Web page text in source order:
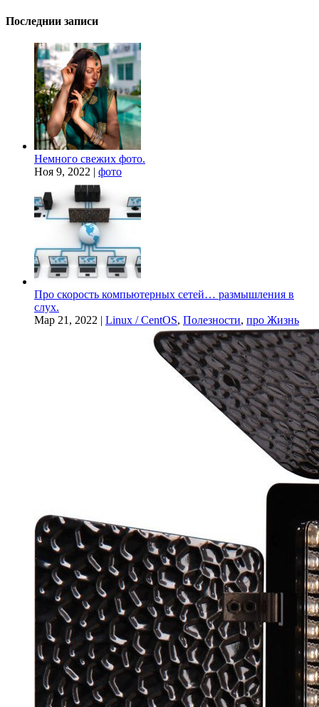
Последнии записи
Немного свежих фото.
Ноя 9, 2022 | фото
Про скорость компьютерных сетей… размышления в
слух.
Мар 21, 2022 | Linux / CentOS, Полезности, про Жизнь